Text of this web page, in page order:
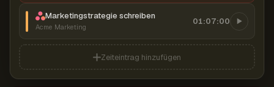
Marketingstrategie schreiben
Acme Marketing
01:07:00
Zeiteintrag hinzufügen